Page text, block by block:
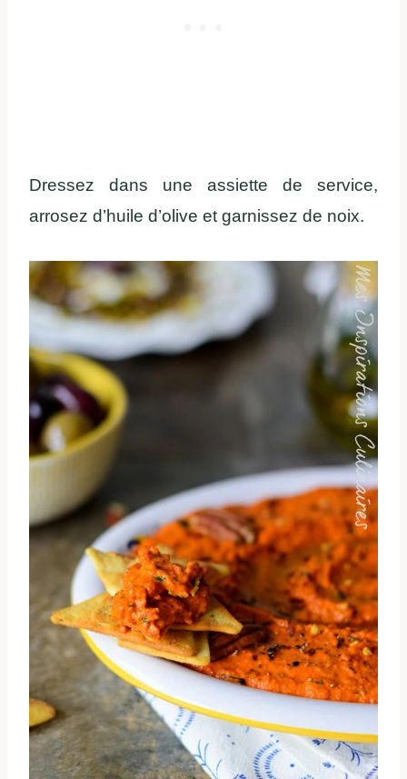
Dressez dans une assiette de service,
arrosez d’huile d’olive et garnissez de noix.